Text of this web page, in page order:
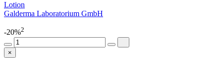
Lotion
Galderma Laboratorium GmbH
-20%2
×